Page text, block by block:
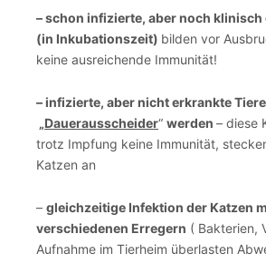
– schon infizierte, aber noch klinisch
(in Inkubationszeit) bilden vor
keine ausreichende Immunität!
– infizierte, aber nicht erkrankte
„Dauerausscheider“ werden – diese
trotz Impfung keine Immunität,
Katzen an
– gleichzeitige Infektion der Katzen
verschiedenen Erregern ( Bakterien,
Aufnahme im Tierheim überlasten